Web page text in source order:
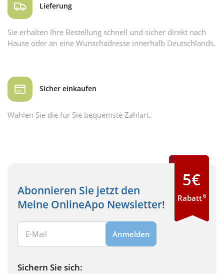
Lieferung
Sie erhalten Ihre Bestellung schnell und sicher direkt nach
Hause oder an eine Wunschadresse innerhalb Deutschlands.
Sicher einkaufen
Wählen Sie die für Sie bequemste Zahlart.
Abonnieren Sie jetzt den
Meine OnlineApo Newsletter!
Ihre E-Mail Adresse:
Anmelden
Sichern Sie sich:
5€
Rabatt6